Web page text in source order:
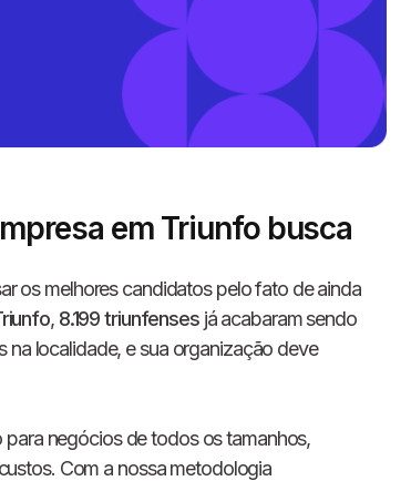
em Triunfo busca
os melhores candidatos pelo fato de ainda
, 8.199 triunfensesjá acabaram sendo
localidade, e sua organização deve
negócios de todos os tamanhos,
Com a nossa metodologia
Informe seus dados
conosco!
E-mail